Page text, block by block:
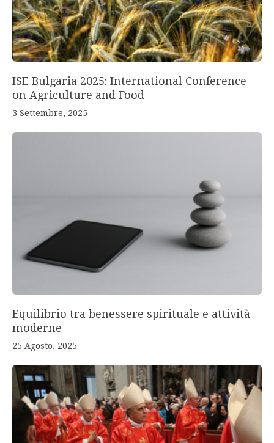
ISE Bulgaria 2025: International Conference
on Agriculture and Food
3 Settembre, 2025
Equilibrio tra benessere spirituale e attività
moderne
25 Agosto, 2025